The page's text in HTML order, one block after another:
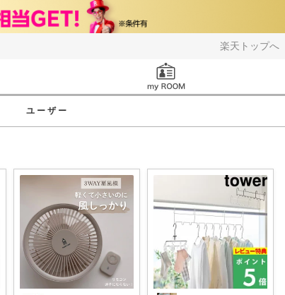
楽天トップへ
ユーザー